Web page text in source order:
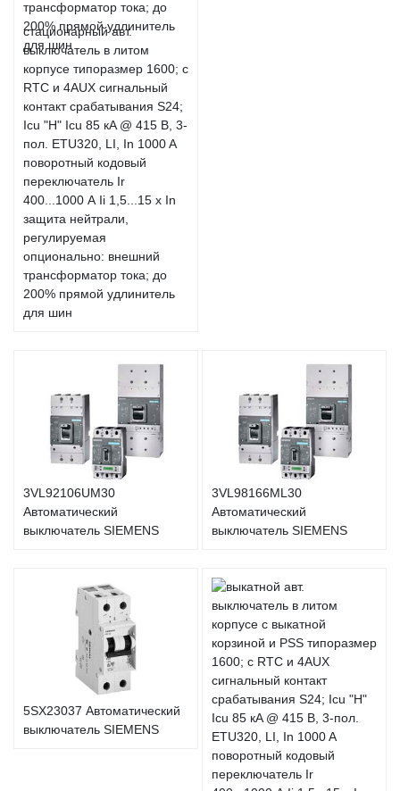
стационарный авт.
выключатель в литом
корпусе типоразмер 1600; с
RTC и 4AUX сигнальный
контакт срабатывания S24;
Icu "H" Icu 85 кA @ 415 В, 3-
пол. ETU320, LI, In 1000 A
поворотный кодовый
переключатель Ir
400...1000 А Ii 1,5...15 x In
защита нейтрали,
регулируемая
опционально: внешний
трансформатор тока; до
200% прямой удлинитель
для шин
3VL92106UM30
Автоматический
выключатель SIEMENS
3VL98166ML30
Автоматический
выключатель SIEMENS
5SX23037 Автоматический
выключатель SIEMENS